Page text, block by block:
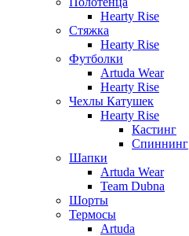
Hearty Rise
Стяжка
Hearty Rise
Футболки
Artuda Wear
Hearty Rise
Чехлы Катушек
Hearty Rise
Кастинг
Спиннинг
Шапки
Artuda Wear
Team Dubna
Шорты
Термосы
Artuda